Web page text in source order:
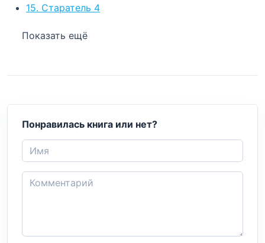
15. Старатель 4
Показать ещё
Понравилась книга или нет?